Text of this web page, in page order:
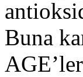
Buna